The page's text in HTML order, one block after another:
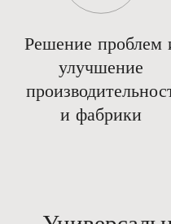
Решение проблем
улучшение
и фабрики